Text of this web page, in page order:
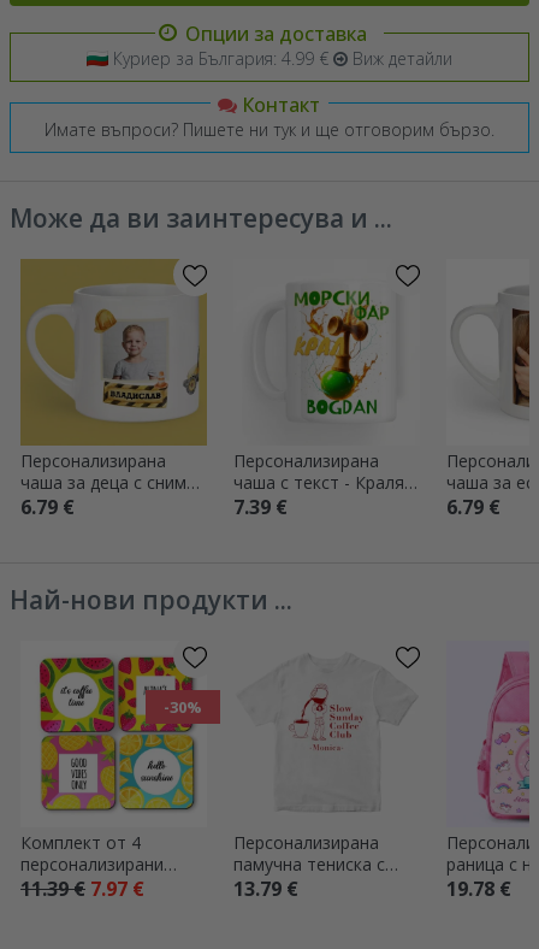
Опции за доставка
Куриер за България: 4.99 € Виж детайли
Контакт
Имате въпроси? Пишете ни тук и ще отговорим бързо.
Може да ви заинтересува и ...
Персонализирана
чаша за деца с снимка
и послание -
6.79 €
Персонализирана
чаша с текст - Кралят
на фара
7.39 €
чаша за
снимки
6.79 €
Най-нови продукти ...
-30%
Комплект от 4
персонализирани
подложки за чаши с
11.39 € 7.97 €
Персонализирана
памучна тениска с
надпис – Coffee
13.79 €
раница с
Еднорог
19.78 €